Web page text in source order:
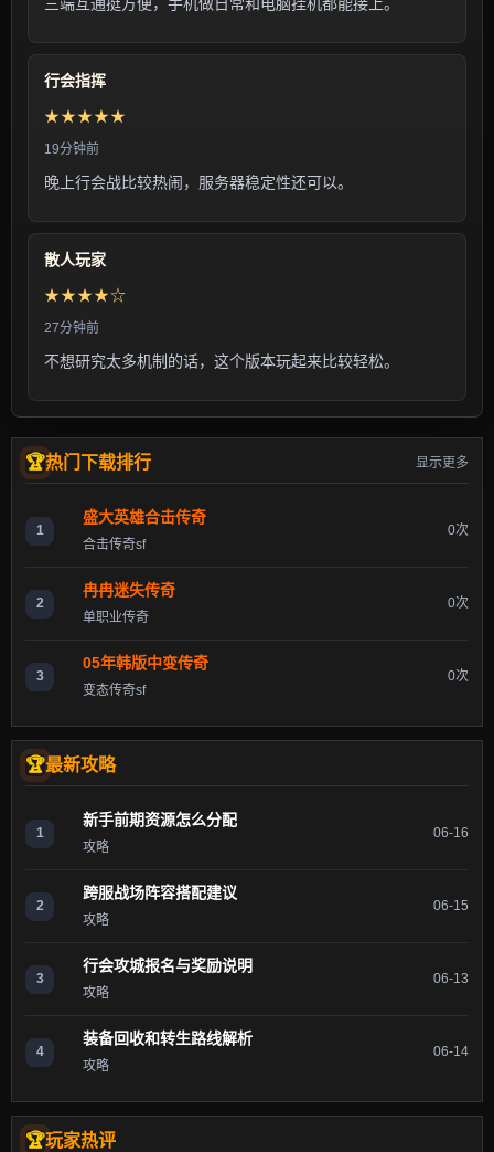
行会指挥
★★★★★
19分钟前
晚上行会战比较热闹，服务器稳定性还可以。
散人玩家
★★★★☆
27分钟前
不想研究太多机制的话，这个版本玩起来比较轻松。
热门下载排行 显示更多
1
盛大英雄合击传奇
合击传奇sf
0次
2
冉冉迷失传奇
单职业传奇
0次
3
05年韩版中变传奇
变态传奇sf
0次
最新攻略
1
新手前期资源怎么分配
攻略
06-16
2
跨服战场阵容搭配建议
攻略
06-15
3
行会攻城报名与奖励说明
攻略
06-13
4
装备回收和转生路线解析
攻略
06-14
玩家热评